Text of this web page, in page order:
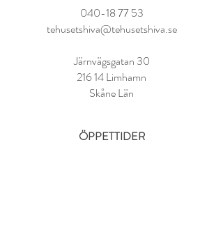
Låt dra i 2-3 minuter
040-18 77 53
tehusetshiva@tehusetshiva.se
Järnvägsgatan 30
216 14 Limhamn
Skåne Län
ÖPPETTIDER